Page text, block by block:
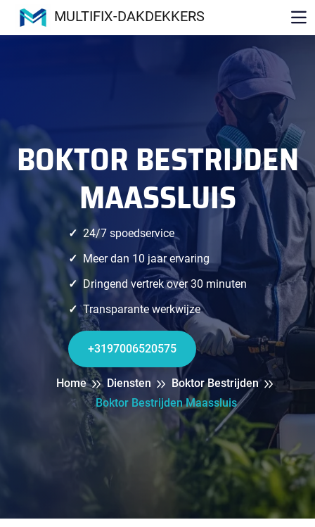
MULTIFIX-DAKDEKKERS
BOKTOR BESTRIJDEN
MAASSLUIS
24/7 spoedservice
Meer dan 10 jaar ervaring
Dringend vertrek over 30 minuten
Transparante werkwijze
+3197006520575
Home Diensten
Boktor Bestrijden
Boktor Bestrijden Maassluis